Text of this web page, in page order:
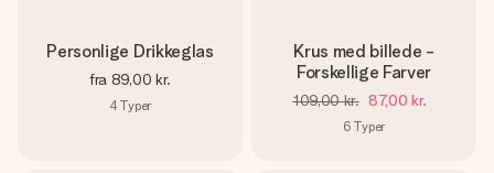
Personlige Drikkeglas
fra 89,00 kr.
4Typer
Krus med billede -
Forskellige Farver
109,00 kr. 87,00 kr.
6 Typer